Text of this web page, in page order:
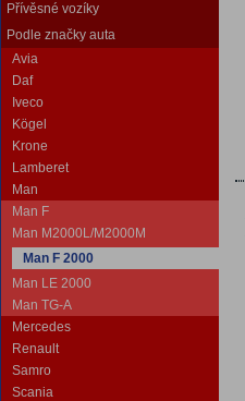
Přívěsné vozíky
Podle značky auta
Avia
Daf
Iveco
Kögel
Krone
Lamberet
Man
Man F
Man M2000L/M2000M
Man F 2000
Man LE 2000
Man TG-A
Mercedes
Renault
Samro
Scania